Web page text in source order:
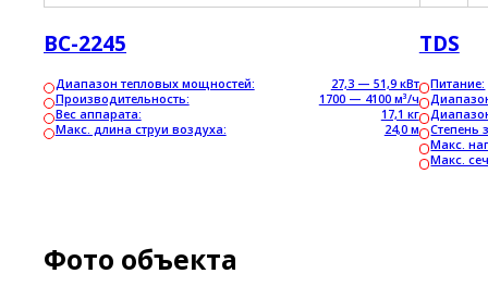
ВС-2245
Диапазон тепловых мощностей:
27,3 — 51,9 кВт
Производительность:
1700 — 4100 м³/ч
Вес аппарата:
17,1 кг
Макс. длина струи воздуха:
24,0 м
TDS
Питание:
Степень
Макс.
Макс.
Фото объекта